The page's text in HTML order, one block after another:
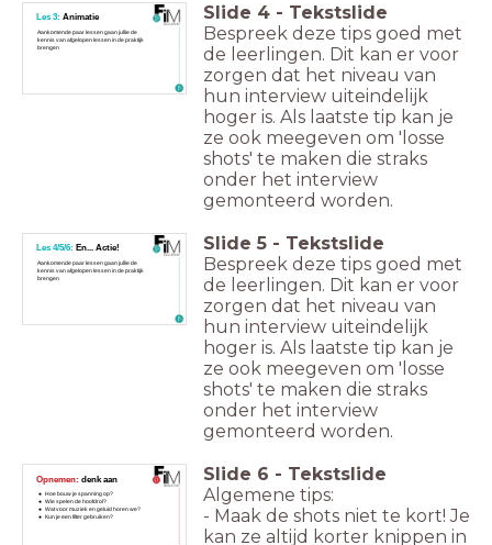
Les 3: Animatie
Aankomende paar lessen gaan jullie de
kennis van afgelopen lessen in de praktijk
brengen
Slide 4 - Tekstslide
Bespreek deze tips goed met
de leerlingen. Dit kan er voor
zorgen dat het niveau van
hun interview uiteindelijk
hoger is. Als laatste tip kan je
ze ook meegeven om 'losse
shots' te maken die straks
onder het interview
gemonteerd worden.
Les 4/5/6: En... Actie!
Aankomende paar lessen gaan jullie de
kennis van afgelopen lessen in de praktijk
brengen
Slide 5 - Tekstslide
Bespreek deze tips goed met
de leerlingen. Dit kan er voor
zorgen dat het niveau van
hun interview uiteindelijk
hoger is. Als laatste tip kan je
ze ook meegeven om 'losse
shots' te maken die straks
onder het interview
gemonteerd worden.
Hoe bouw je spanning op?
Wie spelen de hoofdrol?
Wat voor muziek en geluid horen we?
Kun je een filter gebruiken?
Opnemen: denk aan Slide 6 - Tekstslide
Algemene tips:
- Maak de shots niet te kort! Je
kan ze altijd korter knippen in